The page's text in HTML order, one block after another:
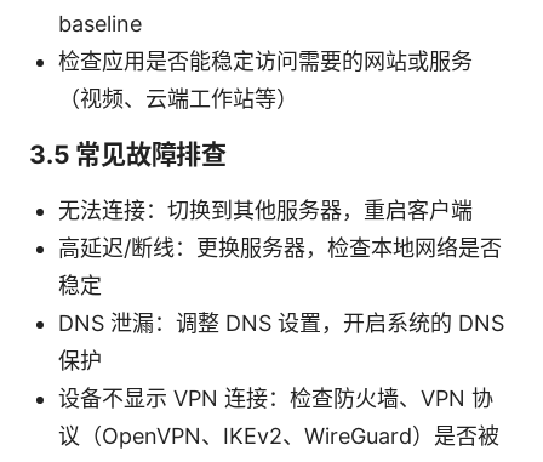
baseline
检查应用是否能稳定访问需要的网站或服务
（视频、云端工作站等）
3.5 常见故障排查
无法连接：切换到其他服务器，重启客户端
高延迟/断线：更换服务器，检查本地网络是否
稳定
DNS 泄漏：调整 DNS 设置，开启系统的 DNS
保护
设备不显示 VPN 连接：检查防火墙、VPN 协
议（OpenVPN、IKEv2、WireGuard）是否被